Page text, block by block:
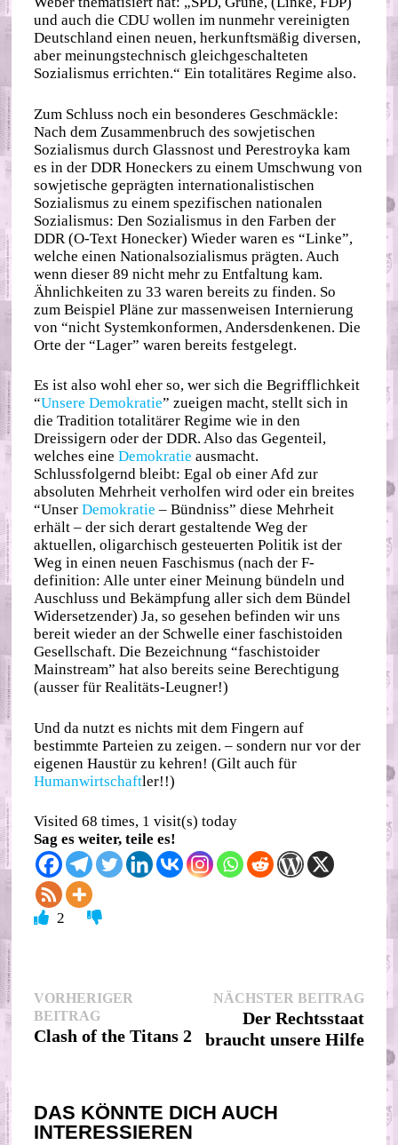
und auch die CDU wollen im nunmehr vereinigten
Deutschland einen neuen, herkunftsmäßig diversen,
aber meinungstechnisch gleichgeschalteten
Sozialismus errichten.“ Ein totalitäres Regime also.
Zum Schluss noch ein besonderes Geschmäckle:
Nach dem Zusammenbruch des sowjetischen
Sozialismus durch Glassnost und Perestroyka kam
es in der DDR Honeckers zu einem Umschwung von
sowjetische geprägten internationalistischen
Sozialismus zu einem spezifischen nationalen
Sozialismus: Den Sozialismus in den Farben der
DDR (O-Text Honecker) Wieder waren es “Linke”,
welche einen Nationalsozialismus prägten. Auch
wenn dieser 89 nicht mehr zu Entfaltung kam.
Ähnlichkeiten zu 33 waren bereits zu finden. So
zum Beispiel Pläne zur massenweisen Internierung
von “nicht Systemkonformen, Andersdenkenen. Die
Orte der “Lager” waren bereits festgelegt.
Es ist also wohl eher so, wer sich die Begrifflichkeit
“Unsere Demokratie” zueigen macht, stellt sich in
die Tradition totalitärer Regime wie in den
Dreissigern oder der DDR. Also das Gegenteil,
welches eineDemokratie ausmacht.
Schlussfolgernd bleibt: Egal ob einer Afd zur
absoluten Mehrheit verholfen wird oder ein breites
“UnserDemokratie – Bündniss” diese Mehrheit
erhält – der sich derart gestaltende Weg der
aktuellen, oligarchisch gesteuerten Politik ist der
Weg in einen neuen Faschismus (nach der F-
definition: Alle unter einer Meinung bündeln und
Auschluss und Bekämpfung aller sich dem Bündel
Widersetzender) Ja, so gesehen befinden wir uns
bereit wieder an der Schwelle einer faschistoiden
Gesellschaft. Die Bezeichnung “faschistoider
Mainstream” hat also bereits seine Berechtigung
(ausser für Realitäts-Leugner!)
Und da nutzt es nichts mit dem Fingern auf
bestimmte Parteien zu zeigen. – sondern nur vor der
eigenen Haustür zu kehren! (Gilt auch für
Humanwirtschaftler!!)
Visited 68 times, 1 visit(s) today
Sag es weiter, teile es!
2
Beitragsnavigation
VORHERIGER
BEITRAGVorheriger
Beitrag:
Clash of the Titans 2
NÄCHSTER BEITRAG
Der Rechtsstaat
braucht unsere Hilfe
DAS KÖNNTE DICH AUCH
INTERESSIEREN